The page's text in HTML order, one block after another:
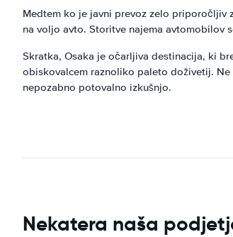
Medtem ko je javni prevoz zelo
na voljo avto. Storitve najema avtomobilov
Skratka, Osaka je očarljiva destinacija, ki
obiskovalcem raznoliko paleto doživetij.
nepozabno potovalno izkušnjo.
Nekatera naša